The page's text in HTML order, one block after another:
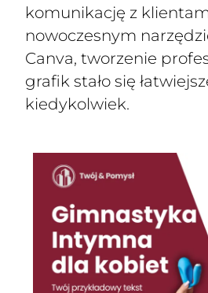
komunikację z
nowoczesnym
Canva, tworzenie
grafik stało się
kiedykolwiek.